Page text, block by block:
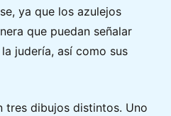
ya que los azulejos
que puedan señalar
judería, así como sus
tres dibujos distintos. Uno